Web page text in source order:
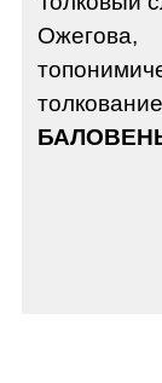
Ожегова,